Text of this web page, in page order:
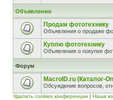
Объявления
Продам фототехнику
Объявления о продаже
Куплю фототехнику
Объявления о покупке
Форум
MacroID.ru (Каталог-
Обсуждение вопросов,
Удалить cookies конференции | Наша